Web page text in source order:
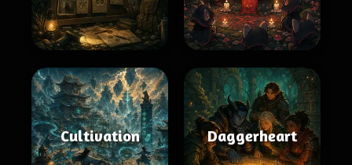
Cultivation Daggerheart